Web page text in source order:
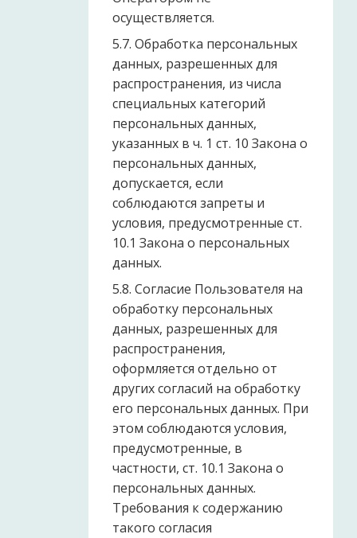
осуществляется.
5.7. Обработка персональных
данных, разрешенных для
распространения, из числа
специальных категорий
персональных данных,
указанных в ч. 1 ст. 10 Закона о
персональных данных,
допускается, если
соблюдаются запреты и
условия, предусмотренные ст.
10.1 Закона о персональных
данных.
5.8. Согласие Пользователя на
обработку персональных
данных, разрешенных для
распространения,
оформляется отдельно от
других согласий на обработку
его персональных данных. При
этом соблюдаются условия,
предусмотренные, в
частности, ст. 10.1 Закона о
персональных данных.
Требования к содержанию
такого согласия